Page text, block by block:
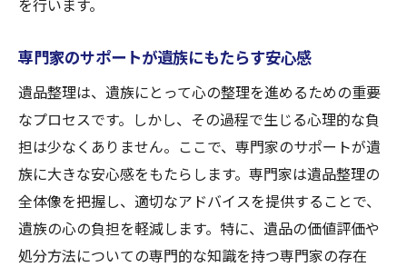
を行います。
専門家のサポートが遺族にもたらす安心感
遺品整理は、遺族にとって心の整理を進めるための重要
なプロセスです。しかし、その過程で生じる心理的な負
担は少なくありません。ここで、専門家のサポートが遺
族に大きな安心感をもたらします。専門家は遺品整理の
全体像を把握し、適切なアドバイスを提供することで、
遺族の心の負担を軽減します。特に、遺品の価値評価や
処分方法についての専門的な知識を持つ専門家の存在